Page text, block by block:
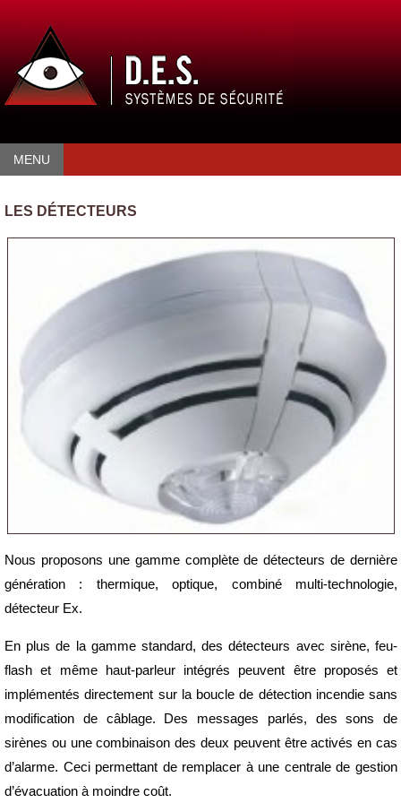
MENU
LES DÉTECTEURS
Nous proposons une gamme complète de détecteurs de dernière
génération : thermique, optique, combiné multi-technologie,
détecteur Ex.
En plus de la gamme standard, des détecteurs avec sirène, feu-
flash et même haut-parleur intégrés peuvent être proposés et
implémentés directement sur la boucle de détection incendie sans
modification de câblage. Des messages parlés, des sons de
sirènes ou une combinaison des deux peuvent être activés en cas
d’alarme. Ceci permettant de remplacer à une centrale de gestion
d’évacuation à moindre coût.